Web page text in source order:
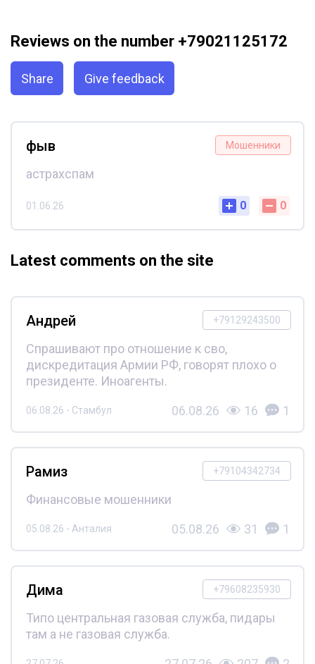
Reviews on the number +79021125172
Share Give feedback
Мошенники
фыв
астрахспам
01.06.26 0 0
Latest comments on the site
+79129243500
Андрей
Спрашивают про отношение к сво,
дискредитация Армии РФ, говорят плохо о
президенте. Иноагенты.
06.08.26 - Стамбул 06.08.26 16 1
+79104342734
Рамиз
Финансовые мошенники
05.08.26 - Анталия 05.08.26 31 1
+79608235930
Дима
Типо центральная газовая служба, пидары
там а не газовая служба.